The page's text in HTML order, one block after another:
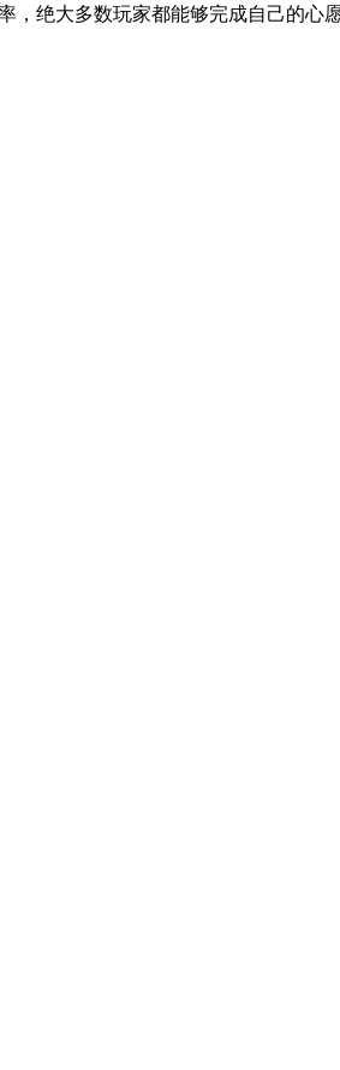
，绝大多数玩家都能够完成自己的心